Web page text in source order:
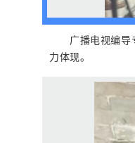
广播电视编
力体现。